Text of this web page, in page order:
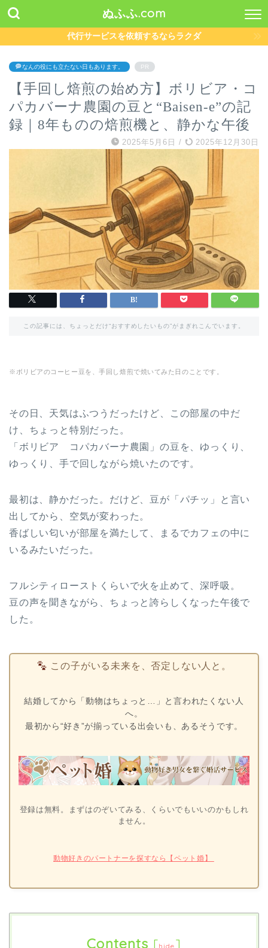
ぬふふ.com
代行サービスを依頼するならラクダ
なんの役にも立たない日もあります。 PR
【手回し焙煎の始め方】ボリビア・コ
パカバーナ農園の豆と“Baisen-e”の記
録｜8年ものの焙煎機と、静かな午後
2025年5月6日 / 2025年12月30日
この記事には、ちょっとだけ“おすすめしたいもの”がまぎれこんでいます。
※ボリビアのコーヒー豆を、手回し焙煎で焼いてみた日のことです。
その日、天気はふつうだったけど、この部屋の中だ
け、ちょっと特別だった。
「ボリビア コパカバーナ農園」の豆を、ゆっくり、
ゆっくり、手で回しながら焼いたのです。
最初は、静かだった。だけど、豆が「パチッ」と言い
出してから、空気が変わった。
香ばしい匂いが部屋を満たして、まるでカフェの中に
いるみたいだった。
フルシティローストくらいで火を止めて、深呼吸。
豆の声を聞きながら、ちょっと誇らしくなった午後で
した。
この子がいる未来を、否定しない人と。
結婚してから「動物はちょっと…」と言われたくない人
へ。
最初から“好き”が揃っている出会いも、あるそうです。
登録は無料。まずはのぞいてみる、くらいでもいいのかもしれ
ません。
動物好きのパートナーを探すなら【ペット婚】
Contents [hide ]